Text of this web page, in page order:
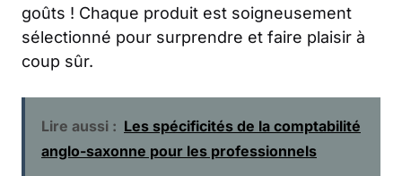
goûts ! Chaque produit est soigneusement
sélectionné pour surprendre et faire plaisir à
coup sûr.
Lire aussi : Les spécificités de la comptabilité
anglo-saxonne pour les professionnels